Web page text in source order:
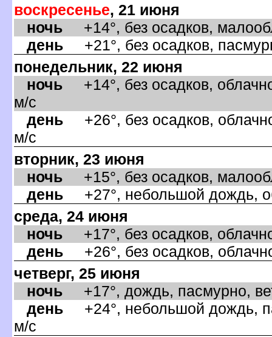
оскресенье, 21 июня
ночь +14°, без осадков,
день +21°, без осадков,
понедельник, 22 июня
ночь +14°, без осадков,
м/с
день +26°, без осадков,
м/с
торник, 23 июня
ночь +15°, без осадков,
день +27°, небольшой дождь,
среда, 24 июня
ночь +17°, без осадков,
день +26°, без осадков,
четверг, 25 июня
ночь +17°, дождь, пасмурно,
день +24°, небольшой дождь,
м/с